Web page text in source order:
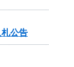
公告